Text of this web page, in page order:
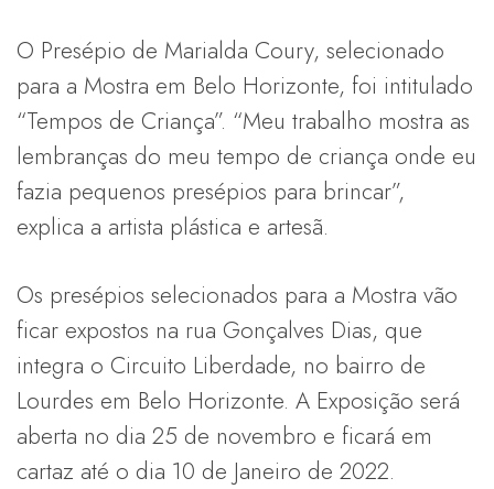
O Presépio de Marialda Coury, selecionado
para a Mostra em Belo Horizonte, foi intitulado
“Tempos de Criança”. “Meu trabalho mostra as
lembranças do meu tempo de criança onde eu
fazia pequenos presépios para brincar”,
explica a artista plástica e artesã.
Os presépios selecionados para a Mostra vão
ficar expostos na rua Gonçalves Dias, que
integra o Circuito Liberdade, no bairro de
Lourdes em Belo Horizonte. A Exposição será
aberta no dia 25 de novembro e ficará em
cartaz até o dia 10 de Janeiro de 2022.